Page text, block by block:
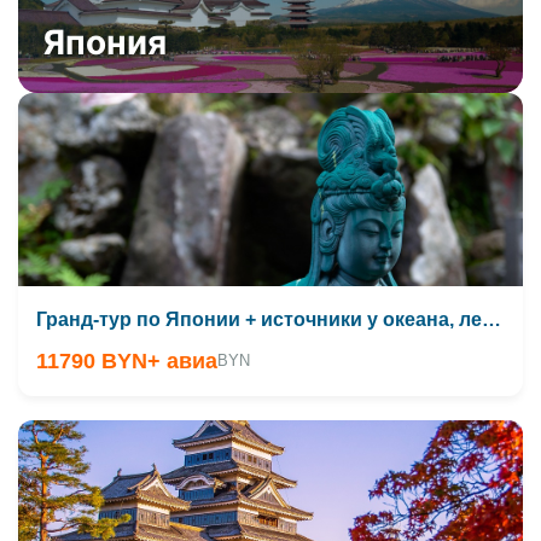
Япония
Гранд-тур по Японии + источники у океана, лето 2026
11790 BYN+ авиаBYN